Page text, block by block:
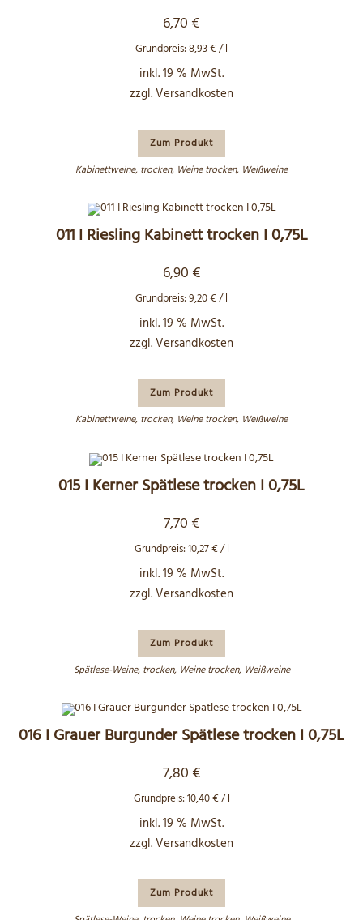
6,70 €
Grundpreis:8,93€/l
inkl. 19 % MwSt.
zzgl.Versandkosten
Zum Produkt
Kabinettweine, trocken, Weine trocken, Weißweine
011 I Riesling Kabinett trocken I 0,75L
6,90 €
Grundpreis:9,20€/l
inkl. 19 % MwSt.
zzgl.Versandkosten
Zum Produkt
Kabinettweine, trocken, Weine trocken, Weißweine
015 I Kerner Spätlese trocken I 0,75L
7,70 €
Grundpreis:10,27€/l
inkl. 19 % MwSt.
zzgl.Versandkosten
Zum Produkt
Spätlese-Weine, trocken, Weine trocken, Weißweine
016 I Grauer Burgunder Spätlese trocken I 0,75L
7,80 €
Grundpreis:10,40€/l
inkl. 19 % MwSt.
zzgl.Versandkosten
Zum Produkt